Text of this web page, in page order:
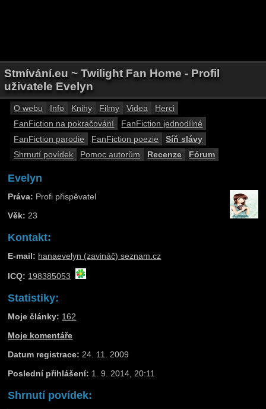
Stmívání.eu ~ Twilight Fan Home - Profil
uživatele Evelyn
O webu Info Knihy Filmy Videa
Herci
FanFiction na pokračování
FanFiction jednodílné
FanFiction parodie
FanFiction poezie
Síň slávy
Shrnutí povídek
Pomoc autorům Recenze Fórum
Evelyn
Práva: Profi přispěvatel
Věk: 23
Kontakt:
E-mail: hanaevelyn (zavináč) seznam.cz
ICQ: 198385053
Statistiky:
Moje články: 162
Moje komentáře
Datum registrace: 24. 11. 2009
Poslední přihlášení: 1. 9. 2014, 20:11
Shrnutí povídek: